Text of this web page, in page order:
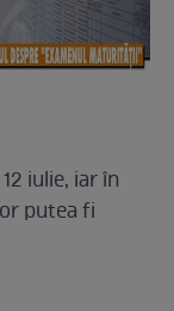
iulie, iar în
putea fi